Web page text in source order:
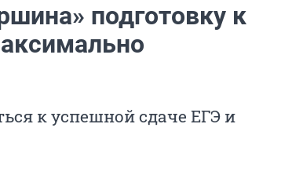
подготовку к
к успешной сдаче ЕГЭ и